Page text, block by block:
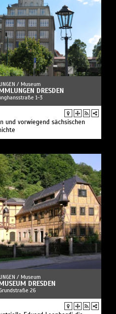
/ Museum
DRESDEN
1-3
und vorwiegend sächsischen
/ Museum
DRESDEN
26